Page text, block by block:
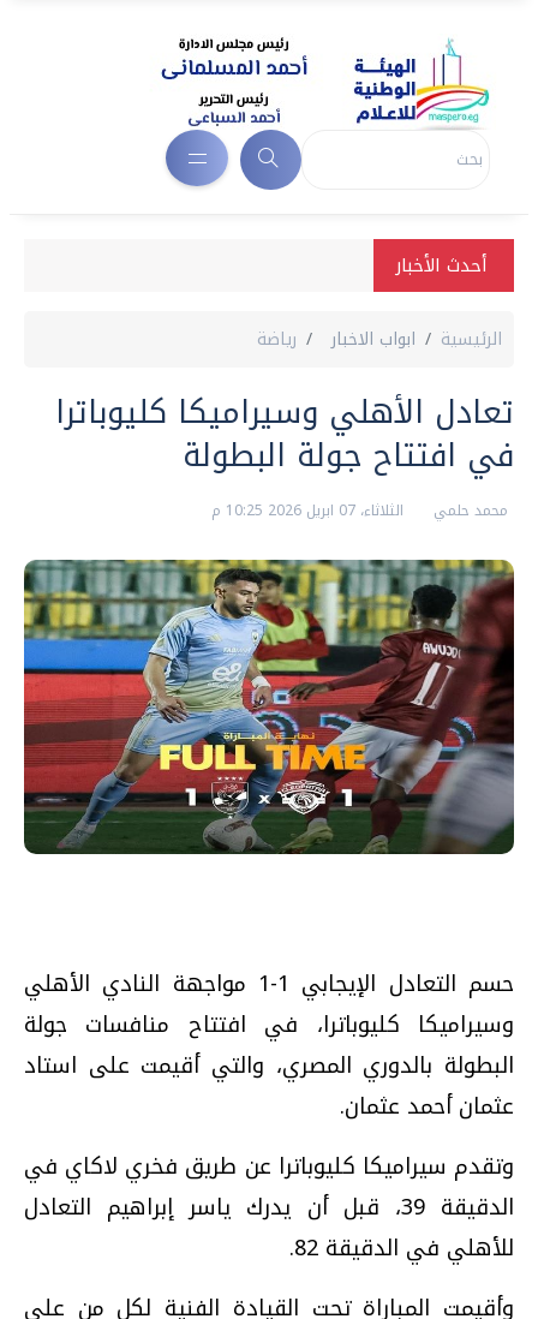
أحدث الأخبار
الرئيسية ابواب الاخبار رياضة
تعادل الأهلي وسيراميكا كليوباترا
في افتتاح جولة البطولة
محمد حلمي الثلاثاء، 07 ابريل 2026 10:25 م
حسم التعادل الإيجابي 1-1 مواجهة النادي الأهلي
وسيراميكا كليوباترا، في افتتاح منافسات جولة
البطولة بالدوري المصري، والتي أقيمت على استاد
عثمان أحمد عثمان.
وتقدم سيراميكا كليوباترا عن طريق فخري لاكاي في
الدقيقة 39، قبل أن يدرك ياسر إبراهيم التعادل
للأهلي في الدقيقة 82.
وأقيمت المباراة تحت القيادة الفنية لكل من علي